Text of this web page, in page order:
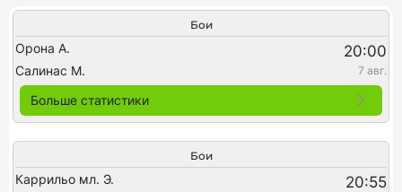
Бои
Орона А. 20:00
Салинас М. 7 авг.
Больше статистики
Бои
Каррильо мл. Э. 20:55